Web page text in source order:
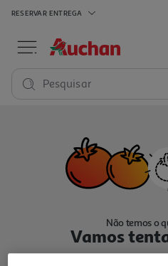
RESERVAR ENTREGA
Pesquisar
Não temos o
Vamos